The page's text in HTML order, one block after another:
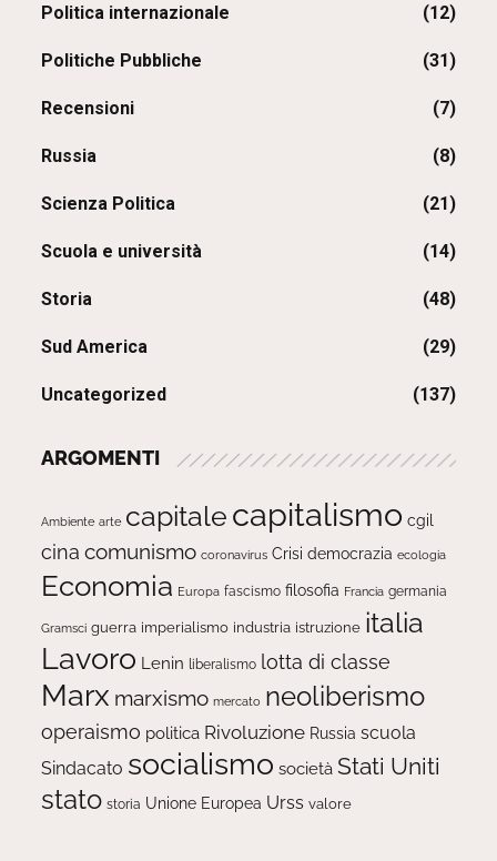
Politica internazionale (12)
Politiche Pubbliche (31)
Recensioni (7)
Russia (8)
Scienza Politica (21)
Scuola e università (14)
Storia (48)
Sud America (29)
Uncategorized (137)
ARGOMENTI
Ambiente arte capitale capitalismo cgil
cina comunismo coronavirus Crisi democrazia ecologia
Economia Europa fascismo filosofia Francia germania
Gramsci guerra imperialismo industria istruzione italia
Lavoro Lenin liberalismo lotta di classe
Marx marxismo mercato neoliberismo
operaismo politica Rivoluzione Russia scuola
Sindacato socialismo società Stati Uniti
stato storia Unione Europea Urss valore